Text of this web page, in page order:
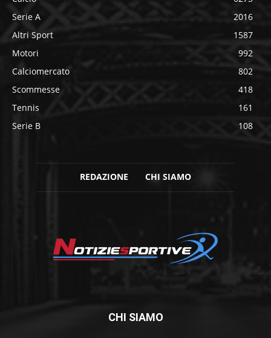
Serie A
2016
Altri Sport
1587
Motori
992
Calciomercato
802
Scommesse
418
Tennis
161
Serie B
108
REDAZIONE CHI SIAMO
CHI SIAMO